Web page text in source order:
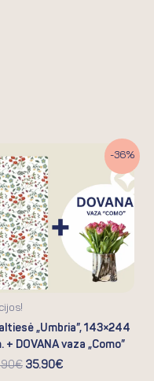
-36%
„Umbria”, 143×244
+ DOVANA vaza „Como”
€
price
was:
55.90€.
35.90€
35.90€.